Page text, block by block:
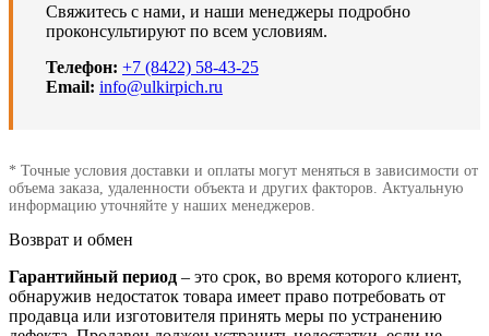
Свяжитесь с нами, и наши менеджеры подробно
проконсультируют по всем условиям.
Телефон: +7 (8422) 58-43-25
Email: info@ulkirpich.ru
* Точные условия доставки и оплаты могут меняться в зависимости от
объема заказа, удаленности объекта и других факторов. Актуальную
информацию уточняйте у наших менеджеров.
Возврат и обмен
Гарантийный период – это срок, во время которого клиент,
обнаружив недостаток товара имеет право потребовать от
продавца или изготовителя принять меры по устранению